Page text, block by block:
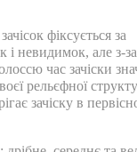
фіксується за
і невидимок, але з-
час зачіски
рельєфної
зачіску в